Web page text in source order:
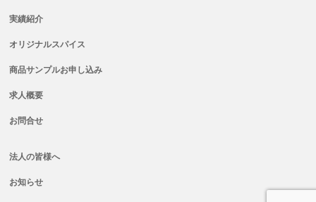
実績紹介
オリジナルスパイス
商品サンプルお申し込み
求人概要
お問合せ
法人の皆様へ
お知らせ